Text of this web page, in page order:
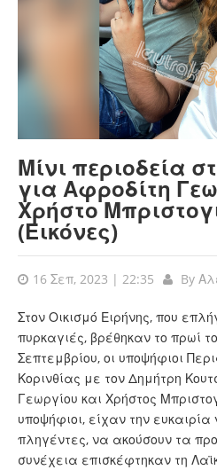
Μίνι περιοδεία
για Αφροδίτη
Χρήστο
(Εικόνες)
16 Σεπ, 2023 | 22:35 By
Στον Οικισμό Ειρήνης, που
πυρκαγιές, βρέθηκαν το πρωί
Σεπτεμβρίου, οι υποψήφιοι
Κορινθίας με τον Δημήτρη
Γεωργίου και Χρήστος
υποψήφιοι, είχαν την
πληγέντες, να ακούσουν τα
συνέχεια επισκέφτηκαν τη